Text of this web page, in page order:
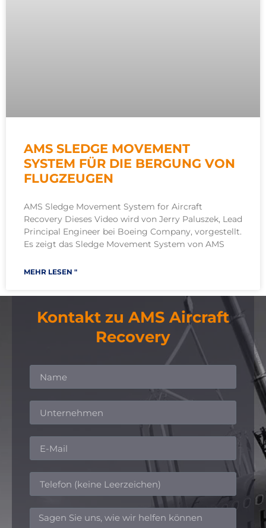
AMS SLEDGE MOVEMENT
SYSTEM FÜR DIE BERGUNG VON
FLUGZEUGEN
AMS Sledge Movement System for Aircraft
Recovery Dieses Video wird von Jerry Paluszek, Lead
Principal Engineer bei Boeing Company, vorgestellt.
Es zeigt das Sledge Movement System von AMS
MEHR LESEN "
Kontakt zu AMS Aircraft
Recovery